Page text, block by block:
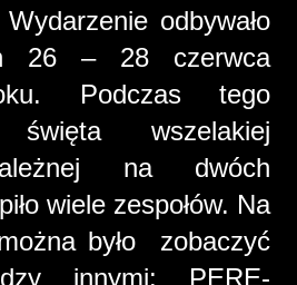
odbywało
26 – 28 czerwca
Podczas tego
święta wszelakiej
na dwóch
wiele zespołów. Na
było zobaczyć
innymi: PERE-